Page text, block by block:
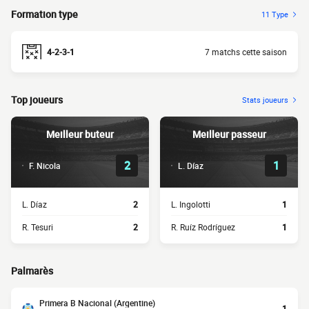
Formation type 11 Type
4-2-3-1 7 matchs cette saison
Top joueurs Stats joueurs
Meilleur buteur
F. Nicola 2
L. Díaz 2
R. Tesuri 2
Meilleur passeur
L. Díaz 1
L. Ingolotti 1
R. Ruíz Rodríguez 1
Palmarès
Primera B Nacional (Argentine)